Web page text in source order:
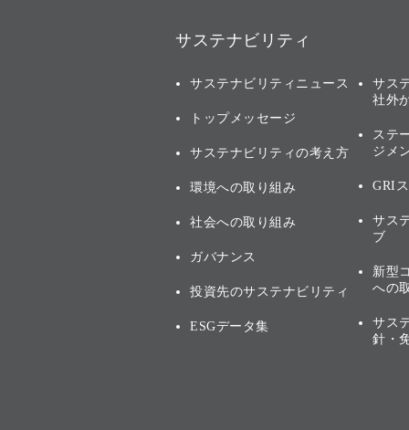
サステナビリティ
サステナビリティニュース
トップメッセージ
サステナビリティの考え方
環境への取り組み
社会への取り組み
ガバナンス
投資先のサステナビリティ
ESGデータ集
サス
社外
ステ
ジメ
GRI
サス
ブ
新型
への
サス
針・